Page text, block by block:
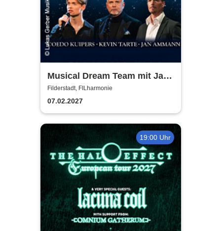
Musical Dream Team mit Jan
Ammann, Kevin Tarte, Oedo
Kuipers
Filderstadt, FILharmonie
07.02.2027
19:00 Uhr